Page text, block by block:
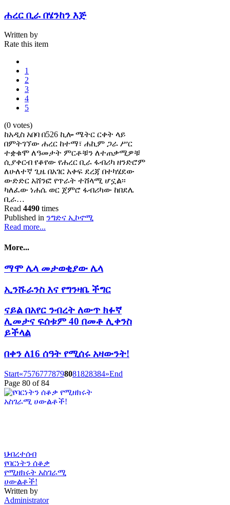
ሐረር ቢራ በሄንከን እጅ
Written by
Rate this item
1
2
3
4
5
(0 votes)
ከአዲስ አበባ በ526 ኪሎ ሜትር ርቀት ላይ
በምትገኘው ሐረር ከተማ፣ ሐኪም ጋራ ሥር
ተቋቁሞ ለዓመታት ምርቶቹን ለተጠቃሚዎቹ
ሲያቀርብ የቆየው የሐረር ቢራ ፋብሪካ ዘንድሮም
ለሁለተኛ ጊዜ በአገር አቀፍ ደረጃ በተካሄደው
ውድድር አሸንፎ የጥራት ተሸላሚ ሆኗል፡፡
ካለፈው ነሐሴ ወር ጀምሮ ፋብሪካው ከበደሌ
ቢራ…
Read 4490 times
Published in ንግድና ኢኮኖሚ
Read more...
More...
ማሞ ሌላ መታወቂያው ሌላ
ኢንሹራንስ እና የግንዛቤ ችግር
ናይል በአየር ንብረት ለውጥ ክፉኛ
ሊመታና ፍሰቱም 40 በመቶ ሊቀንስ
ይችላል
በቀን ለ16 ሰዓት የሚሰሩ አዛውንት!
Start«75767778798081828384»End
Page 80 of 84
ህብረተሰብ
የባርነትን ሰቆቃ
የሚዘክሩት አስገራሚ
ሀውልቶች!
Written by
Administrator